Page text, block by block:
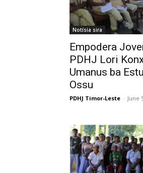
Notísia sira
Empodera
PDHJ Lori
Umanus ba
Ossu
PDHJ Timor-Leste - June